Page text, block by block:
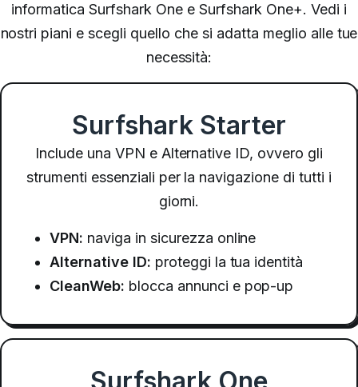
informatica Surfshark One e Surfshark One+. Vedi i
nostri piani e scegli quello che si adatta meglio alle tue
necessità:
Surfshark Starter
Include una VPN e Alternative ID, ovvero gli
strumenti essenziali per la navigazione di tutti i
giorni.
VPN: naviga in sicurezza online
Alternative ID: proteggi la tua identità
CleanWeb: blocca annunci e pop-up